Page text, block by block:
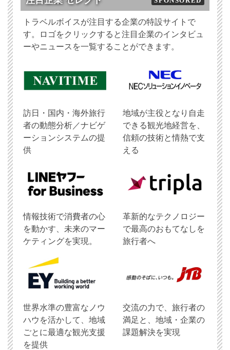
トラベルボイスが注目する企業の特設サイトで
す。ロゴをクリックすると注目企業のインタビュ
ーやニュースを一覧することができます。
訪日・国内・海外旅行
者の動態分析／ナビゲ
ーションシステムの提
供
地域が主役となり自走
できる観光地経営を、
信頼の技術と情熱で支
える
情報技術で消費者の心
を動かす、未来のマー
ケティングを実現。
革新的なテクノロジー
で最高のおもてなしを
旅行者へ
世界水準の豊富なノウ
ハウを活かして、地域
ごとに最適な観光支援
を提供
交流の力で、旅行者の
満足と、地域・企業の
課題解決を実現